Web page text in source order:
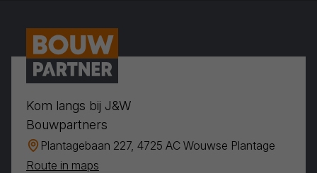
Kom langs bij J&W
Bouwpartners
Plantagebaan 227, 4725 AC Wouwse Plantage
Route in maps